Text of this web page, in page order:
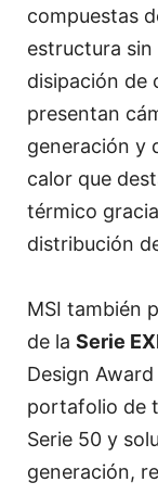
compuestas
estructura
disipación de
presentan
generación y
calor que
térmico
distribución
MSI también
de la Serie
Design
portafolio de
Serie 50 y
generación,